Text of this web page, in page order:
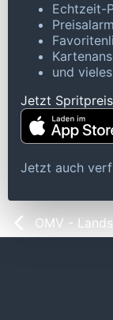
Echtzeit-
und
Jetzt
Jetzt auch
OMV -